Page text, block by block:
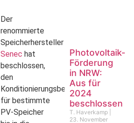
Der
renommierte
Speicherhersteller
Senec hat
beschlossen,
den
Konditionierungsbetrieb
für bestimmte
PV-Speicher
Photovoltaik-
Förderung
in NRW:
Aus für
2024
beschlossen
T. Haverkamp
23. November